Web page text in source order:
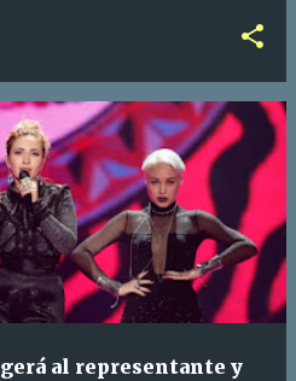
al representante y